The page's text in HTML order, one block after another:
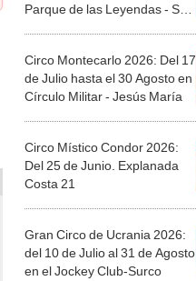
Parque de las Leyendas - San
Circo Montecarlo 2026: Del 17
de Julio hasta el 30 Agosto en
Círculo Militar - Jesús María
Circo Místico Condor 2026:
Del 25 de Junio. Explanada
Costa 21
Gran Circo de Ucrania 2026:
del 10 de Julio al 31 de Agosto
en el Jockey Club-Surco